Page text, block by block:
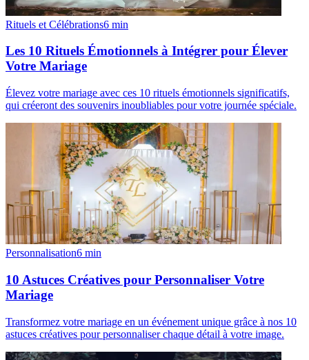
Rituels et Célébrations6 min
Les 10 Rituels Émotionnels à Intégrer pour Élever
Votre Mariage
Élevez votre mariage avec ces 10 rituels émotionnels significatifs,
qui créeront des souvenirs inoubliables pour votre journée spéciale.
Personnalisation6 min
10 Astuces Créatives pour Personnaliser Votre
Mariage
Transformez votre mariage en un événement unique grâce à nos 10
astuces créatives pour personnaliser chaque détail à votre image.